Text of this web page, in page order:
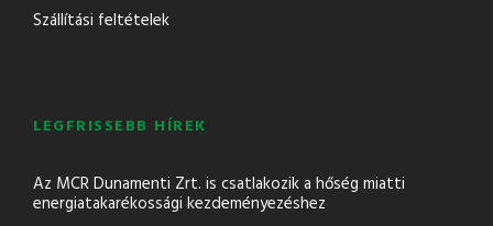
Szállítási feltételek
LEGFRISSEBB HÍREK
Az MCR Dunamenti Zrt. is csatlakozik a hőség miatti
energiatakarékossági kezdeményezéshez